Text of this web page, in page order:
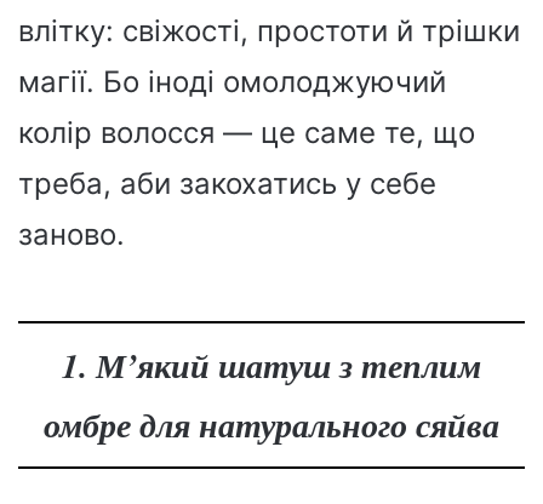
влітку: свіжості, простоти й трішки
магії. Бо іноді омолоджуючий
колір волосся — це саме те, що
треба, аби закохатись у себе
заново.
1. М’який шатуш з теплим
омбре для натурального сяйва